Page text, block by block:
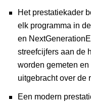
Het prestatiekader
elk programma in
en
streefcijfers aan de
worden gemeten
uitgebracht over de
Een modern